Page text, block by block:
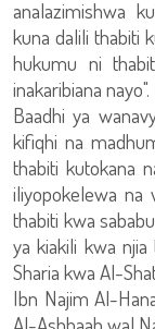
analazimishwa
kuna dalili thabiti
hukumu ni
inakaribiana
Baadhi ya
kifiqhi na
thabiti kutokana
iliyopokelewa na
thabiti kwa
ya kiakili kwa
Sharia kwa Al-
Ibn Najim Al-